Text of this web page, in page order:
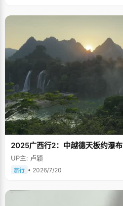
2025广西行2：中越德天板约瀑布
UP主: 卢颖
旅行 • 2026/7/20